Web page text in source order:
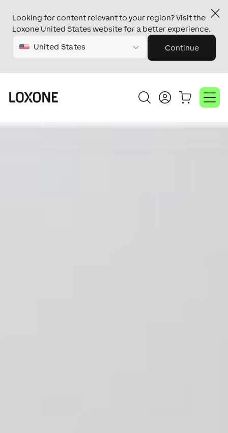
Looking for content relevant to your region? Visit the
Loxone United States website for a better experience.
United States Continue